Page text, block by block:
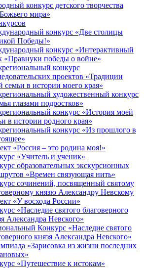
конкурс детского творчества
мира»
конкурс «Две столицы
Победы!»
конкурс «Интерактивный
«Правнуки победы о войне»
конкурс
проектов «Традиции
семьи в истории моего края»
художественный конкурс
глазами подростков»
конкурс «История моей
в истории родного края»
конкурс «Из прошлого в
«Россия – это родина моя!»
«Учитель и ученик»
образовательных экскурсионных
«Времен связующая нить»
сочинений, посвященный святому
князю Александру Невскому
«У восхода России»
«Наследие святого благоверного
Александра Невского»
Конкурс «Наследие святого
князя Александра Невского»
«Зарисовка из жизни последних
«Путешествие к истокам»